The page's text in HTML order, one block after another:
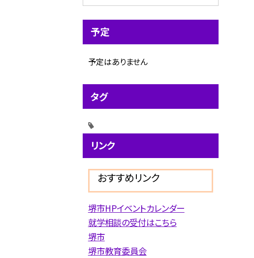
予定
予定はありません
タグ
リンク
おすすめリンク
堺市HPイベントカレンダー
就学相談の受付はこちら
堺市
堺市教育委員会